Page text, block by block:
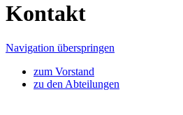
Kontakt
Navigation überspringen
zum Vorstand
zu den Abteilungen